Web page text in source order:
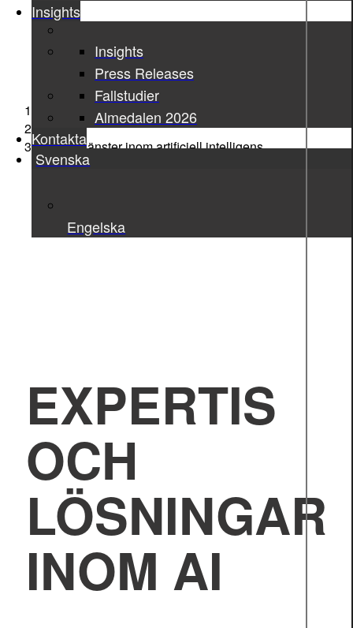
Insights
Insights
Press Releases
Fallstudier
Almedalen 2026
Kontakta
Svenska
Engelska
Sigma Technology
Konsultjänster inom artificiell intelligens
EXPERTIS
OCH
LÖSNINGAR
INOM AI